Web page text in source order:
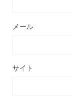
メール
サイト